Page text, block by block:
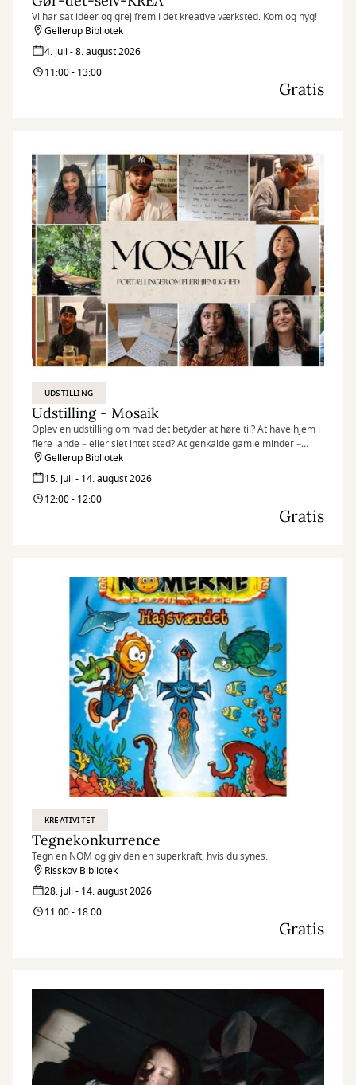
Vi har sat ideer og grej frem i det kreative værksted. Kom og hyg!
Gellerup Bibliotek
4. juli - 8. august 2026
11:00 - 13:00
Gratis
UDSTILLING
Udstilling - Mosaik
Oplev en udstilling om hvad det betyder at høre til? At have hjem i
flere lande – eller slet intet sted? At genkalde gamle minder –
egne som overleverede? At være en del af fællesskabet – og
alligevel stå ud fra mængden?
Gellerup Bibliotek
15. juli - 14. august 2026
12:00 - 12:00
Gratis
KREATIVITET
Tegnekonkurrence
Tegn en NOM og giv den en superkraft, hvis du synes.
Risskov Bibliotek
28. juli - 14. august 2026
11:00 - 18:00
Gratis